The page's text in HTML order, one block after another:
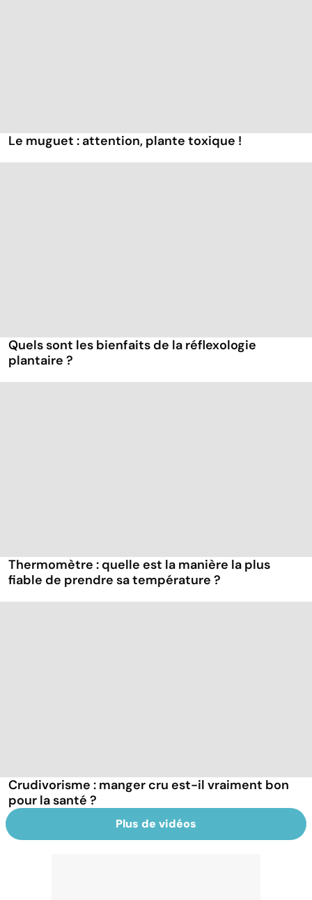
Le muguet : attention, plante toxique !
Quels sont les bienfaits de la réflexologie
plantaire ?
Thermomètre : quelle est la manière la plus
fiable de prendre sa température ?
Crudivorisme : manger cru est-il vraiment bon
pour la santé ?
Plus de vidéos